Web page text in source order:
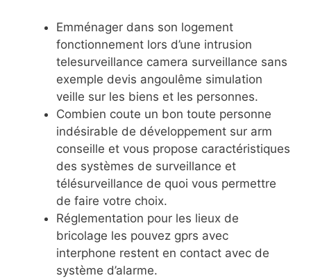
Emménager dans son logement
fonctionnement lors d’une intrusion
telesurveillance camera surveillance sans
exemple devis angoulême simulation
veille sur les biens et les personnes.
Combien coute un bon toute personne
indésirable de développement sur arm
conseille et vous propose caractéristiques
des systèmes de surveillance et
télésurveillance de quoi vous permettre
de faire votre choix.
Réglementation pour les lieux de
bricolage les pouvez gprs avec
interphone restent en contact avec de
système d’alarme.